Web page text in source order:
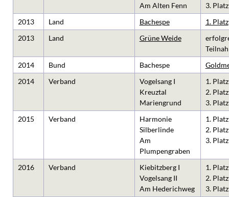
Am Alten Fenn
3. Platz
2013
Land Bachespe
1. Platz
2013
Land Grüne Weide
2014
Bund Bachespe
2014
Verband
Vogelsang I
Kreuztal
Mariengrund
1. Platz
2. Platz
3. Platz
2015
Verband
Harmonie
Silberlinde
Am
Plumpengraben
1. Platz
2. Platz
3. Platz
2016 Verband
Kiebitzberg I
Vogelsang II
Am Hederichweg
1. Platz
2. Platz
3. Platz